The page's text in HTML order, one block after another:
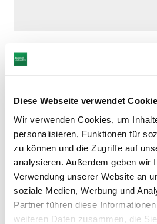
Diese Webseite verwendet
Wir verwenden Cookies, um
personalisieren, Funktionen für
zu können und die Zugriffe auf
analysieren. Außerdem geben wir
Verwendung unserer Website an
soziale Medien, Werbung und
Partner führen diese
weiteren Daten zusammen, die